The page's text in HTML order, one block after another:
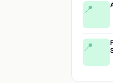
📍
📍